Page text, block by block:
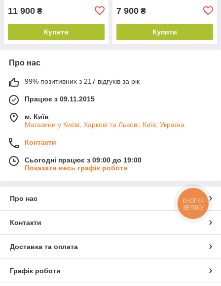
11 900 ₴
Купити
7 900 ₴
Купити
Про нас
99% позитивних з 217 відгуків за рік
Працює з 09.11.2015
м. Київ
Магазини у Києві, Харкові та Львові, Київ, Україна
Контакти
Сьогодні працює з 09:00 до 19:00
Показати весь графік роботи
Про нас
Контакти
Доставка та оплата
Графік роботи
КНОПКА
ЗВ'ЯЗКУ